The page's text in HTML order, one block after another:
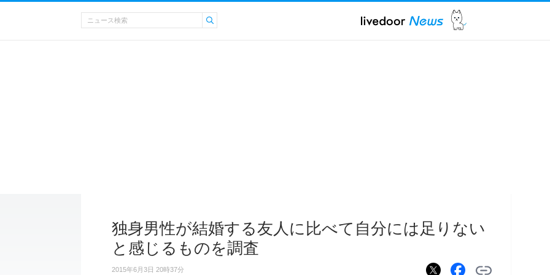
独身男性が結婚する友人に比べて自分には足りない
と感じるものを調査
2015年6月3日 20時37分